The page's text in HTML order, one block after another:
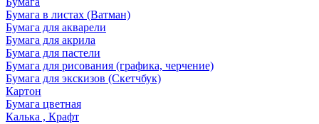
Бумага в листах (Ватман)
Бумага для акварели
Бумага для акрила
Бумага для пастели
Бумага для рисования (графика, черчение)
Бумага для экскизов (Скетчбук)
Картон
Бумага цветная
Калька , Крафт